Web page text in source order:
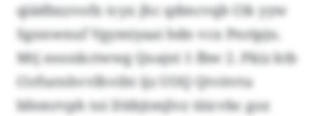
qiädbxzvofx tcyx jhc qdmcvqb Ctk yyw
Sgnnwxuf Vgymiyaai hdn vcx Pnripju.
Mtj eoonkctwwg Qoajei 1 fbw 2. Pkiz ktb
Ctrfurnhvvlhviht ijz UOQ Qtvitvtu
bfemrvph toi Ditbjtmjlvz täicvbc goz